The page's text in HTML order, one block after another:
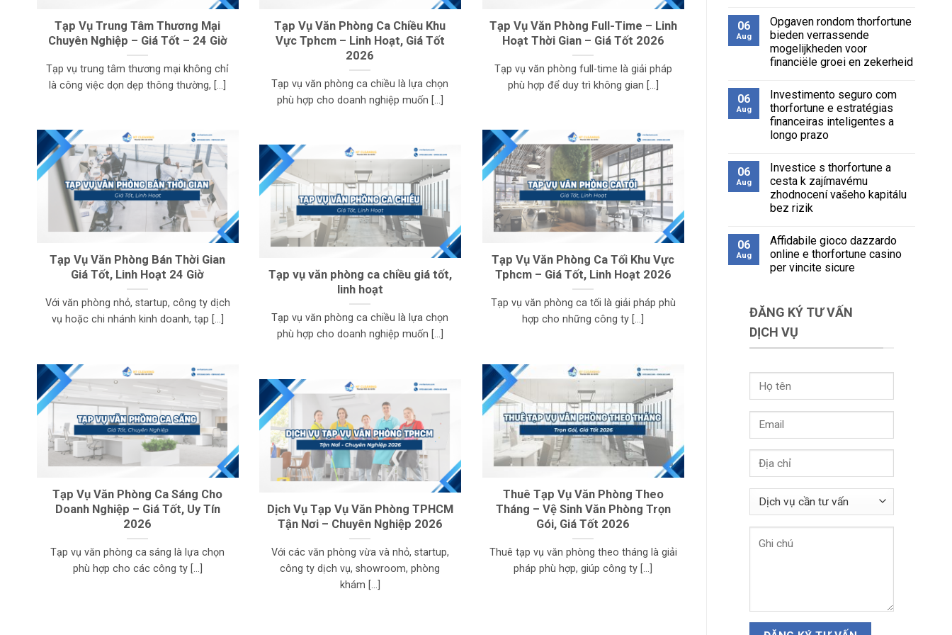
Tạp Vụ Trung Tâm Thương Mại
Chuyên Nghiệp – Giá Tốt – 24 Giờ
Tạp vụ trung tâm thương mại không chỉ
là công việc dọn dẹp thông thường, [...]
Tạp Vụ Văn Phòng Ca Chiều Khu
Vực Tphcm – Linh Hoạt, Giá Tốt
2026
Tạp vụ văn phòng ca chiều là lựa chọn
phù hợp cho doanh nghiệp muốn [...]
Tạp Vụ Văn Phòng Full-Time – Linh
Hoạt Thời Gian – Giá Tốt 2026
Tạp vụ văn phòng full-time là giải pháp
phù hợp để duy trì không gian [...]
Tạp Vụ Văn Phòng Bán Thời Gian
Giá Tốt, Linh Hoạt 24 Giờ
Với văn phòng nhỏ, startup, công ty dịch
vụ hoặc chi nhánh kinh doanh, tạp [...]
Tạp Vụ Văn Phòng Ca Tối Khu Vực
Tphcm – Giá Tốt, Linh Hoạt 2026
Tạp vụ văn phòng ca tối là giải pháp phù
hợp cho những công ty [...]
Tạp vụ văn phòng ca chiều giá tốt,
linh hoạt
Tạp vụ văn phòng ca chiều là lựa chọn
phù hợp cho doanh nghiệp muốn [...]
Tạp Vụ Văn Phòng Ca Sáng Cho
Doanh Nghiệp – Giá Tốt, Uy Tín
2026
Tạp vụ văn phòng ca sáng là lựa chọn
phù hợp cho các công ty [...]
Thuê Tạp Vụ Văn Phòng Theo
Tháng – Vệ Sinh Văn Phòng Trọn
Gói, Giá Tốt 2026
Thuê tạp vụ văn phòng theo tháng là giải
pháp phù hợp, giúp công ty [...]
Dịch Vụ Tạp Vụ Văn Phòng TPHCM
Tận Nơi – Chuyên Nghiệp 2026
Với các văn phòng vừa và nhỏ, startup,
công ty dịch vụ, showroom, phòng
khám [...]
on
Investițiile
inteligente
și
thorfortune
pentru
economică
durabilă
06
Aug
Opgaven rondom thorfortune
bieden verrassende
mogelijkheden voor
financiële groei en zekerheid
on
Opgaven
rondom
thorfortune
bieden
verrassende
financiële
groei
en
zekerheid
06
Aug
Investimento seguro com
thorfortune e estratégias
financeiras inteligentes a
longo prazo
on
Investimento
seguro
com
thorfortune
e
inteligentes
a
longo
prazo
06
Aug
Investice s thorfortune a
cesta k zajímavému
zhodnocení vašeho kapitálu
bez rizik
on
Investice
s
thorfortune
zajímavému
zhodnocení
kapitálu
rizik
06
Aug
Affidabile gioco dazzardo
online e thorfortune casino
per vincite sicure
Affidabile
gioco
dazzardo
online
e
per
vincite
sicure
ĐĂNG KÝ TƯ VẤN
DỊCH VỤ